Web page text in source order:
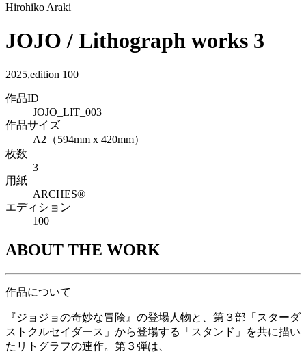
Hirohiko Araki
JOJO / Lithograph works 3
2025,edition 100
作品ID
JOJO_LIT_003
作品サイズ
A2（594mm x 420mm）
枚数
3
用紙
ARCHES®
エディション
100
ABOUT THE WORK
作品について
『ジョジョの奇妙な冒険』の登場人物と、第３部「スターダ
ストクルセイダース」から登場する「スタンド」を共に描い
たリトグラフの連作。第３弾は、